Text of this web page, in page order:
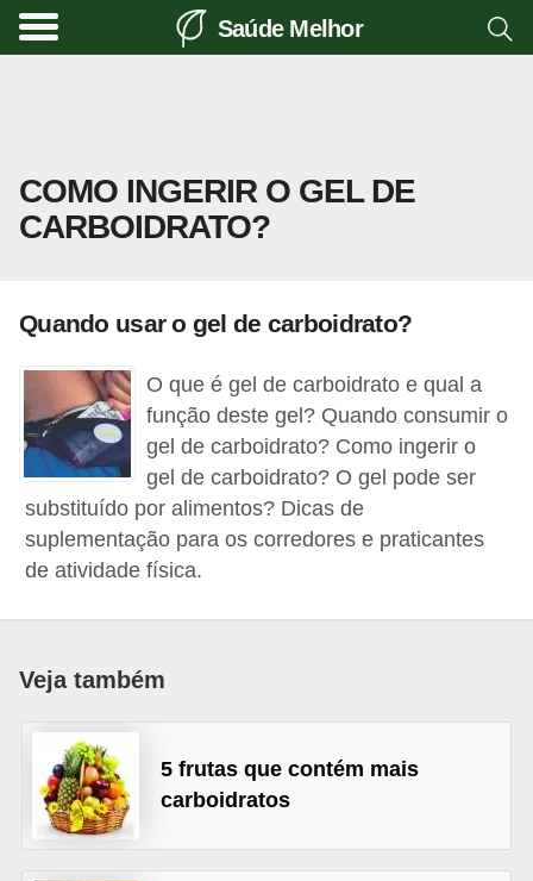
Saúde Melhor
COMO INGERIR O GEL DE
CARBOIDRATO?
Quando usar o gel de carboidrato?
O que é gel de carboidrato e qual a
função deste gel? Quando consumir o
gel de carboidrato? Como ingerir o
gel de carboidrato? O gel pode ser
substituído por alimentos? Dicas de
suplementação para os corredores e praticantes
de atividade física.
Veja também
5 frutas que contém mais
carboidratos
A
i
d
e
f
í
i
c
a
l
z
a
D